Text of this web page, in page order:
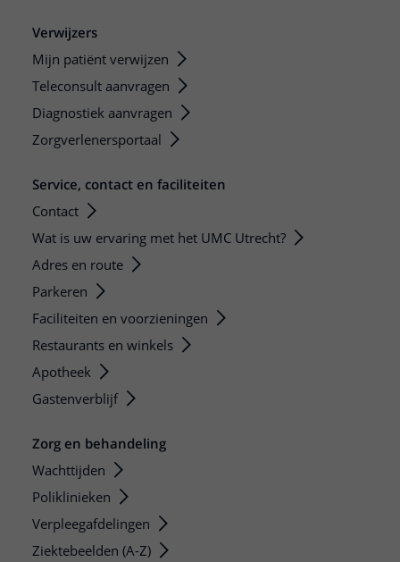
Verwijzers
Mijn patiënt verwijzen
Teleconsult aanvragen
Diagnostiek aanvragen
Zorgverlenersportaal
Service, contact en faciliteiten
Contact
Wat is uw ervaring met het UMC Utrecht?
Adres en route
Parkeren
Faciliteiten en voorzieningen
Restaurants en winkels
Apotheek
Gastenverblijf
Zorg en behandeling
Wachttijden
Poliklinieken
Verpleegafdelingen
Ziektebeelden (A-Z)